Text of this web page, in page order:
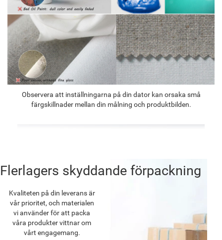
Observera att inställningarna på din dator kan orsaka små
färgskillnader mellan din målning och produktbilden.
Flerlagers skyddande förpackning
Kvaliteten på din leverans är
vår prioritet, och materialen
vi använder för att packa
våra produkter vittnar om
vårt engagemang.